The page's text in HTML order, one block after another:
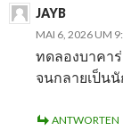
JAYB
MAI 6, 2026 UM
ทดลองบาคา
จนกลายเป็น
ANTWORTEN